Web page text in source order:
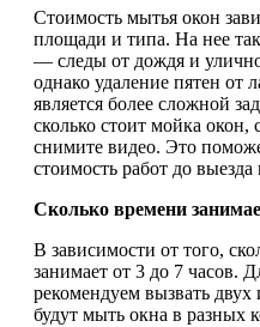
Стоимость мытья окон
площади и типа. На нее
— следы от дождя и
однако удаление пятен от
является более сложной
сколько стоит мойка окон,
снимите видео. Это
стоимость работ до выезда
Сколько времени
В зависимости от того,
занимает от 3 до 7 часов.
рекомендуем вызвать
будут мыть окна в разных